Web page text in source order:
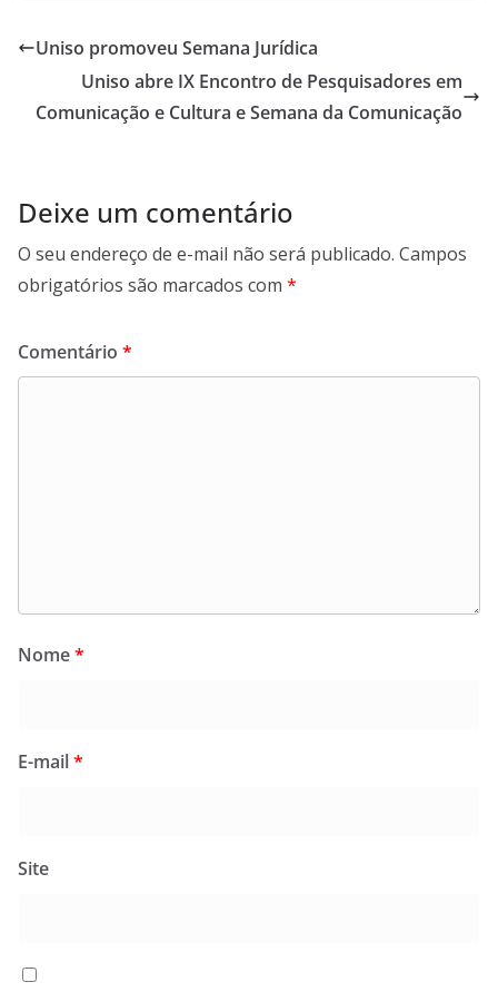
Uniso promoveu Semana Jurídica
Uniso abre IX Encontro de Pesquisadores em
Comunicação e Cultura e Semana da Comunicação
Deixe um comentário
O seu endereço de e-mail não será publicado. Campos
obrigatórios são marcados com *
Comentário *
Nome*
E-mail*
Site